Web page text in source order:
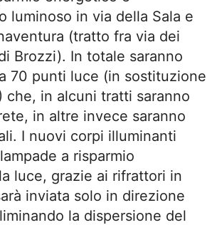
luminoso in via della Sala e
(tratto fra via dei
Brozzi). In totale saranno
70 punti luce (in sostituzione
che, in alcuni tratti saranno
in altre invece saranno
I nuovi corpi illuminanti
a risparmio
luce, grazie ai rifrattori in
inviata solo in direzione
la dispersione del